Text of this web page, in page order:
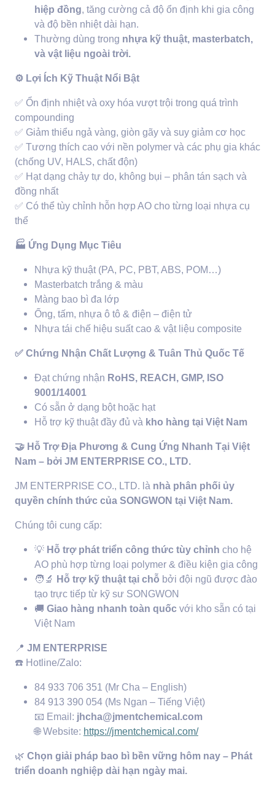
hiệp đồng, tăng cường cả độ ổn định khi gia công
và độ bền nhiệt dài hạn.
Thường dùng trong nhựa kỹ thuật, masterbatch,
và vật liệu ngoài trời.
⚙️ Lợi Ích Kỹ Thuật Nổi Bật
✅ Ổn định nhiệt và oxy hóa vượt trội trong quá trình
compounding
✅ Giảm thiểu ngả vàng, giòn gãy và suy giảm cơ học
✅ Tương thích cao với nền polymer và các phụ gia khác
(chống UV, HALS, chất độn)
✅ Hạt dạng chảy tự do, không bụi – phân tán sạch và
đồng nhất
✅ Có thể tùy chỉnh hỗn hợp AO cho từng loại nhựa cụ
thể
🏭 Ứng Dụng Mục Tiêu
Nhựa kỹ thuật (PA, PC, PBT, ABS, POM…)
Masterbatch trắng & màu
Màng bao bì đa lớp
Ống, tấm, nhựa ô tô & điện – điện tử
Nhựa tái chế hiệu suất cao & vật liệu composite
✅ Chứng Nhận Chất Lượng & Tuân Thủ Quốc Tế
Đạt chứng nhận RoHS, REACH, GMP, ISO
9001/14001
Có sẵn ở dạng bột hoặc hạt
Hỗ trợ kỹ thuật đầy đủ và kho hàng tại Việt Nam
🤝 Hỗ Trợ Địa Phương & Cung Ứng Nhanh Tại Việt
Nam – bởi JM ENTERPRISE CO., LTD.
JM ENTERPRISE CO., LTD. là nhà phân phối ủy
quyền chính thức của SONGWON tại Việt Nam.
Chúng tôi cung cấp:
💡 Hỗ trợ phát triển công thức tùy chỉnh cho hệ
AO phù hợp từng loại polymer & điều kiện gia công
🧑‍🔬
Hỗ trợ kỹ thuật tại chỗ bởi đội ngũ được đào
tạo trực tiếp từ kỹ sư SONGWON
🚚 Giao hàng nhanh toàn quốc với kho sẵn có tại
Việt Nam
📍 JM ENTERPRISE
☎️ Hotline/Zalo:
84 933 706 351 (Mr Cha – English)
84 913 390 054 (Ms Ngan – Tiếng Việt)
📧 Email: jhcha@jmentchemical.com
🌐Website: https://jmentchemical.com/
🌿 Chọn giải pháp bao bì bền vững hôm nay – Phát
triển doanh nghiệp dài hạn ngày mai.